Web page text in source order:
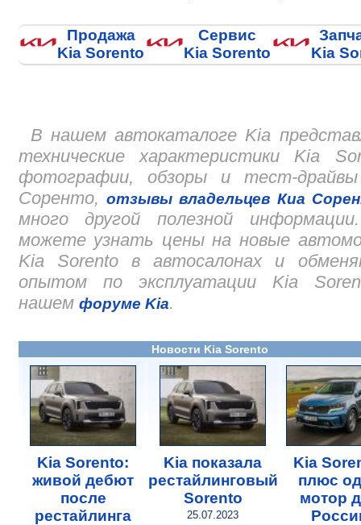
Продажа
Kia Sorento
Сервис
Kia Sorento
Kia
В нашем автокаталоге Kia
технические характеристики Kia
фотографии, обзоры и тест-
Соренто, отзывы владельцев Киа
много другой полезной
можете узнать цены на новые
Kia Sorento в автосалонах и
опытом по эксплуатации Kia
нашем форуме Kia.
Новости Kia Sorento
Kia Sorento:
живой дебют
после
рестайлинга
Kia показала
рестайлинговый
Sorento
25.07.2023
Kia
плюс
мотор